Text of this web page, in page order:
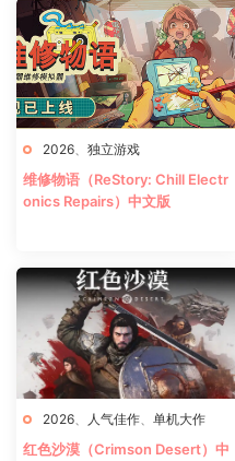
2026、 独立游戏
维修物语（ReStory: Chill Electr
onics Repairs）中文版
2026、 人气佳作、 单机大作
红色沙漠（Crimson Desert）中